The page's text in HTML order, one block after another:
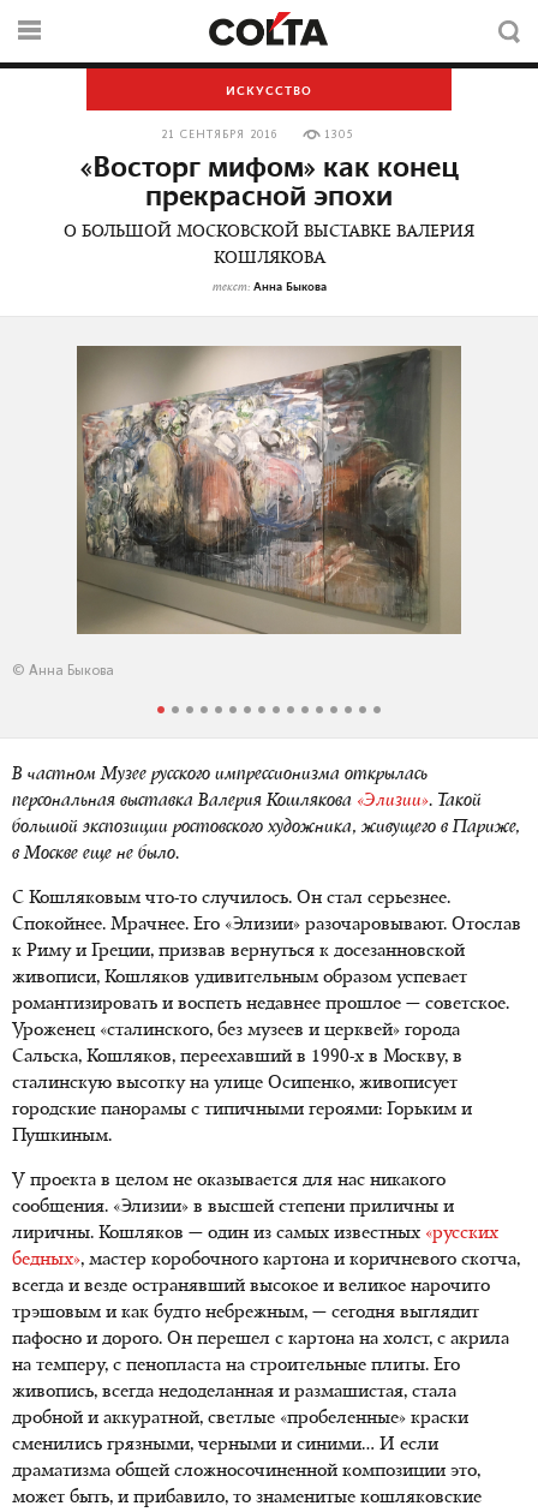
ИСКУССТВО
21 СЕНТЯБРЯ 2016 1305
«Восторг мифом» как конец
прекрасной эпохи
О БОЛЬШОЙ МОСКОВСКОЙ ВЫСТАВКЕ ВАЛЕРИЯ
КОШЛЯКОВА
текст: Анна Быкова
© Анна Быкова
В частном Музее русского импрессионизма открылась
персональная выставка Валерия Кошлякова «Элизии». Такой
большой экспозиции ростовского художника, живущего в Париже,
в Москве еще не было.
С Кошляковым что-то случилось. Он стал серьезнее.
Спокойнее. Мрачнее. Его «Элизии» разочаровывают. Отослав
к Риму и Греции, призвав вернуться к досезанновской
живописи, Кошляков удивительным образом успевает
романтизировать и воспеть недавнее прошлое — советское.
Уроженец «сталинского, без музеев и церквей» города
Сальска, Кошляков, переехавший в 1990-х в Москву, в
сталинскую высотку на улице Осипенко, живописует
городские панорамы с типичными героями: Горьким и
Пушкиным.
У проекта в целом не оказывается для нас никакого
сообщения. «Элизии» в высшей степени приличны и
лиричны. Кошляков — один из самых известных «русских
бедных», мастер коробочного картона и коричневого скотча,
всегда и везде остранявший высокое и великое нарочито
трэшовым и как будто небрежным, — сегодня выглядит
пафосно и дорого. Он перешел с картона на холст, с акрила
на темперу, с пенопласта на строительные плиты. Его
живопись, всегда недоделанная и размашистая, стала
дробной и аккуратной, светлые «пробеленные» краски
сменились грязными, черными и синими… И если
драматизма общей сложносочиненной композиции это,
может быть, и прибавило, то знаменитые кошляковские